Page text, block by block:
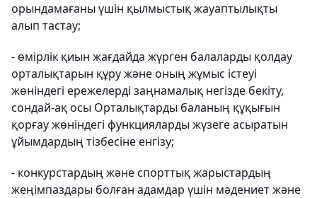
орындамағаны үшін қылмыстық жауаптылықты
алып тастау;
- өмірлік қиын жағдайда жүрген балаларды қолдау
орталықтарын құру және оның жұмыс істеуі
жөніндегі ережелерді заңнамалық негізде бекіту,
сондай-ақ осы Орталықтарды баланың құқығын
қорғау жөніндегі функцияларды жүзеге асыратын
ұйымдардың тізбесіне енгізу;
- конкурстардың және спорттық жарыстардың
жеңімпаздары болған адамдар үшін мәдениет және